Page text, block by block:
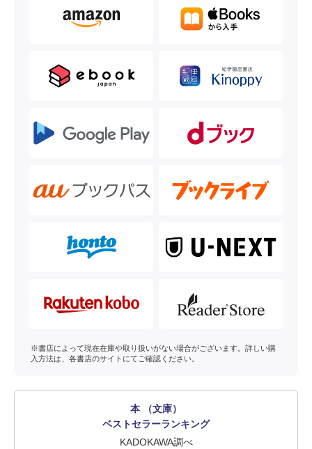
※書店によって現在在庫や取り扱いがない場合がございます。詳しい購
入方法は、各書店のサイトにてご確認ください。
本 （文庫）
ベストセラーランキング
KADOKAWA調べ